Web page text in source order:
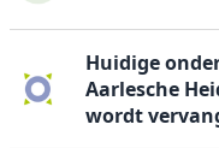
Huidige
Aarlesche
wordt